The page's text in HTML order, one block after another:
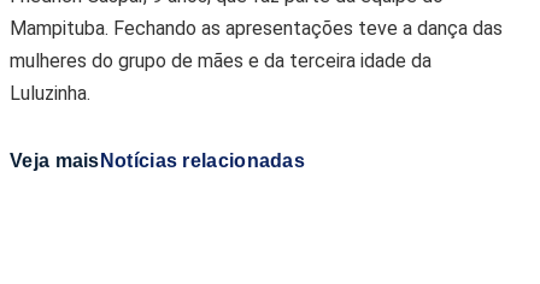
Mampituba. Fechando as apresentações teve a dança das
mulheres do grupo de mães e da terceira idade da
Luluzinha.
Veja mais Notícias relacionadas